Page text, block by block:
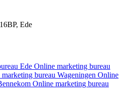
Ede
Ede Online marketing bureau
bureau Wageningen Online
Online marketing bureau